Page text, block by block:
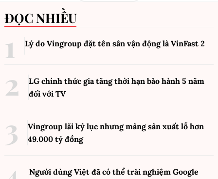
ĐỌC NHIỀU
Lý do Vingroup đặt tên sân vận động là VinFast 2
LG chính thức gia tăng thời hạn bảo hành 5 năm
đối với TV
Vingroup lãi kỷ lục nhưng mảng sản xuất lỗ hơn
49.000 tỷ đồng
Người dùng Việt đã có thể trải nghiệm Google